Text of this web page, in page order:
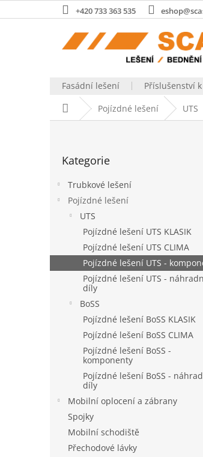
na
+420 733 363 535
Fasádní lešení Příslušenství
Domů Pojízdné lešení UTS
a
n
kategorie
Kategorie
Trubkové lešení
Pojízdné lešení
UTS
Pojízdné lešení UTS KLASIK
Pojízdné lešení UTS CLIMA
Pojízdné lešení UTS -
Pojízdné lešení UTS -
díly
BoSS
Pojízdné lešení BoSS KLASIK
Pojízdné lešení BoSS CLIMA
Pojízdné lešení BoSS -
komponenty
Pojízdné lešení BoSS -
díly
Mobilní oplocení a zábrany
Spojky
Mobilní schodiště
Přechodové lávky